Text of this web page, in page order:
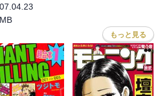
もっと見る